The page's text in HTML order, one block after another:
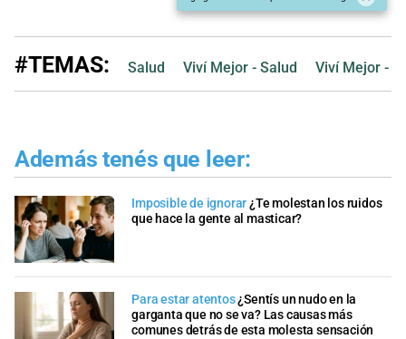
#TEMAS: Salud Viví Mejor - Salud Viví Mejor -
Además tenés que leer:
Imposible de ignorar¿Te molestan los ruidos
que hace la gente al masticar?
Para estar atentos¿Sentís un nudo en la
garganta que no se va? Las causas más
comunes detrás de esta molesta sensación